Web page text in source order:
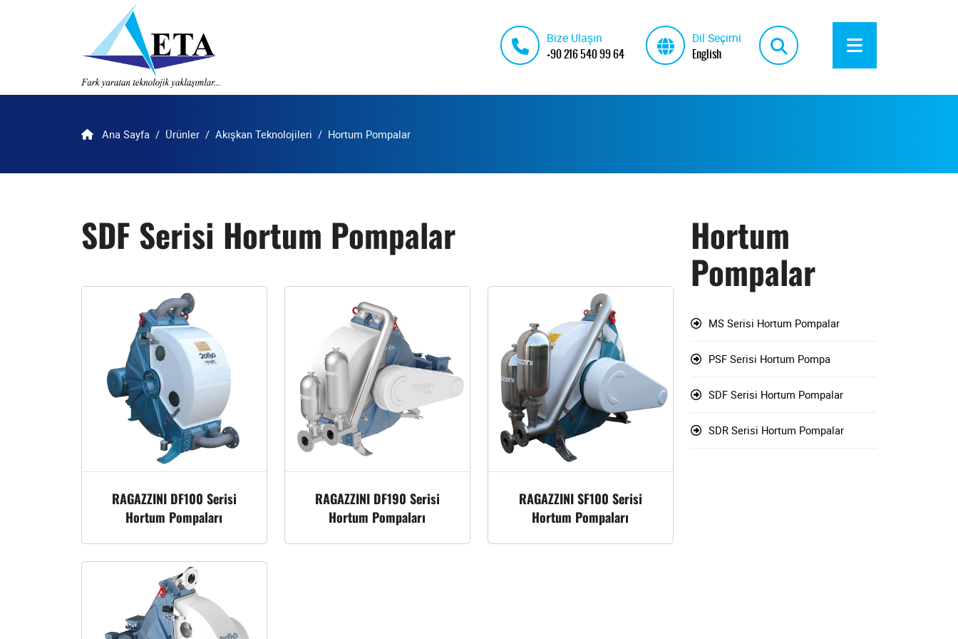
Bize Ulaşın
+90 216 540 99 64
Dil Seçimi
English
Ana Sayfa Ürünler Akışkan Teknolojileri Hortum Pompalar
SDF Serisi Hortum Pompalar
RAGAZZINI DF100 Serisi
Hortum Pompaları
RAGAZZINI DF190 Serisi
Hortum Pompaları
RAGAZZINI SF100 Serisi
Hortum Pompaları
Hortum
Pompalar
MS Serisi Hortum Pompalar
PSF Serisi Hortum Pompa
SDF Serisi Hortum Pompalar
SDR Serisi Hortum Pompalar